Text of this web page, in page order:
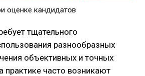
оценке кандидатов
тщательного
разнообразных
объективных и точных
практике часто возникают